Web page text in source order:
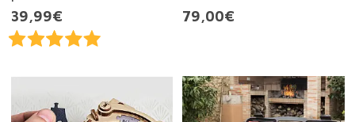
39,99€
79,00€